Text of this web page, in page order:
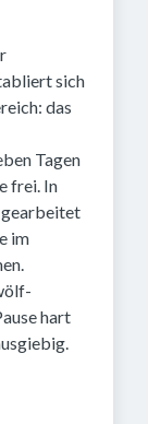
sich
das
Tagen
frei. In
gearbeitet
im
hart